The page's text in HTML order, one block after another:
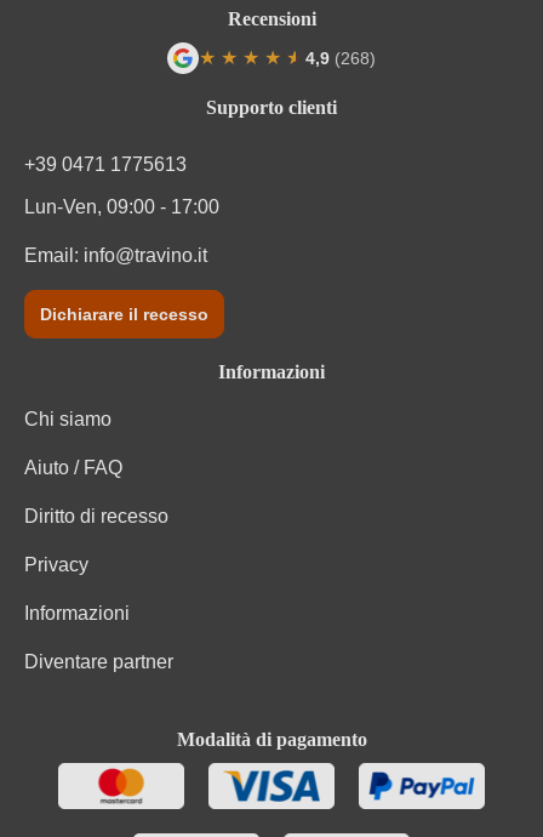
Supporto clienti
+39 0471 1775613
Lun-Ven, 09:00 - 17:00
Email: info@travino.it
Dichiarare il recesso
Informazioni
Chi siamo
Aiuto / FAQ
Diritto di recesso
Privacy
Informazioni
Diventare partner
Modalità di pagamento
Recensioni
★ ★ ★ ★ ★
★ 4,9 (268)